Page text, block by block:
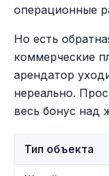
операционные
Но есть
коммерческие
арендатор
нереально.
весь бонус над
Тип объекта